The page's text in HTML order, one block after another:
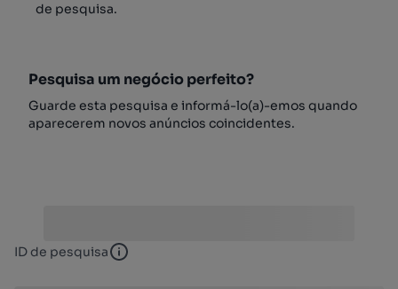
de pesquisa.
Pesquisa um negócio perfeito?
Guarde esta pesquisa e informá-lo(a)-emos quando
aparecerem novos anúncios coincidentes.
ID de pesquisa ID de pesquisa